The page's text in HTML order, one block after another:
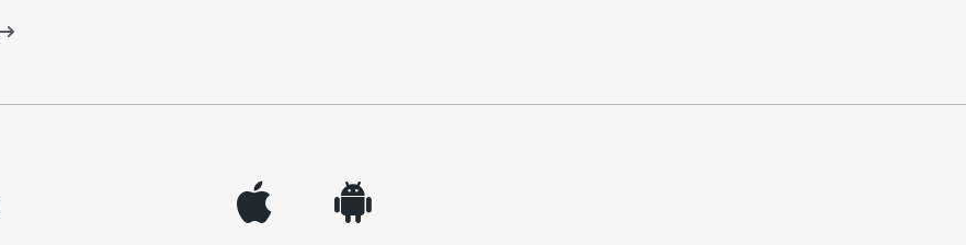
appleinc android